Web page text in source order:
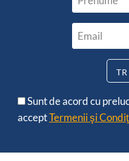
Sunt de acord cu
acceptTermenii şi